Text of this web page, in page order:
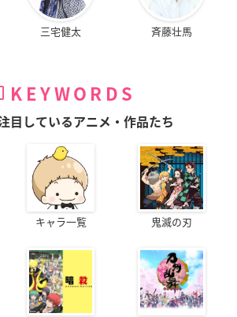
三宅健太 斉藤壮馬
KEYWORDS
目しているアニメ・作品たち
キャラ一覧 鬼滅の刃